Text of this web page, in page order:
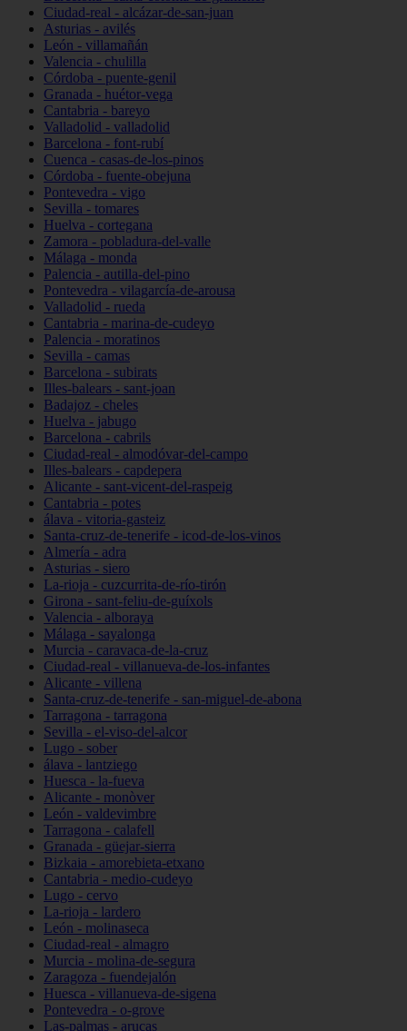
Ciudad-real - alcázar-de-san-juan
Asturias - avilés
León - villamañán
Valencia - chulilla
Córdoba - puente-genil
Granada - huétor-vega
Cantabria - bareyo
Valladolid - valladolid
Barcelona - font-rubí
Cuenca - casas-de-los-pinos
Córdoba - fuente-obejuna
Pontevedra - vigo
Sevilla - tomares
Huelva - cortegana
Zamora - pobladura-del-valle
Málaga - monda
Palencia - autilla-del-pino
Pontevedra - vilagarcía-de-arousa
Valladolid - rueda
Cantabria - marina-de-cudeyo
Palencia - moratinos
Sevilla - camas
Barcelona - subirats
Illes-balears - sant-joan
Badajoz - cheles
Huelva - jabugo
Barcelona - cabrils
Ciudad-real - almodóvar-del-campo
Illes-balears - capdepera
Alicante - sant-vicent-del-raspeig
Cantabria - potes
álava - vitoria-gasteiz
Santa-cruz-de-tenerife - icod-de-los-vinos
Almería - adra
Asturias - siero
La-rioja - cuzcurrita-de-río-tirón
Girona - sant-feliu-de-guíxols
Valencia - alboraya
Málaga - sayalonga
Murcia - caravaca-de-la-cruz
Ciudad-real - villanueva-de-los-infantes
Alicante - villena
Santa-cruz-de-tenerife - san-miguel-de-abona
Tarragona - tarragona
Sevilla - el-viso-del-alcor
Lugo - sober
álava - lantziego
Huesca - la-fueva
Alicante - monòver
León - valdevimbre
Tarragona - calafell
Granada - güejar-sierra
Bizkaia - amorebieta-etxano
Cantabria - medio-cudeyo
Lugo - cervo
La-rioja - lardero
León - molinaseca
Ciudad-real - almagro
Murcia - molina-de-segura
Zaragoza - fuendejalón
Huesca - villanueva-de-sigena
Pontevedra - o-grove
Las-palmas - arucas